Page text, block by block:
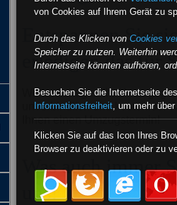
Entspannen Sie
erledigen das für
Wir besichtigen Ihr
unverbindlich und kostenlos.
Ihnen einen Umzugstermin!
Was auch immer
uns!
von Cookies auf Ihrem Gerät zu
Durch das Klicken von Cookies
Speicher zu nutzen. Weiterhin
Internetseite könnten aufhören,
Besuchen Sie die Internetseite des
Informationsfreiheit, um mehr
Klicken Sie auf das Icon Ihres
Browser zu deaktivieren oder zu